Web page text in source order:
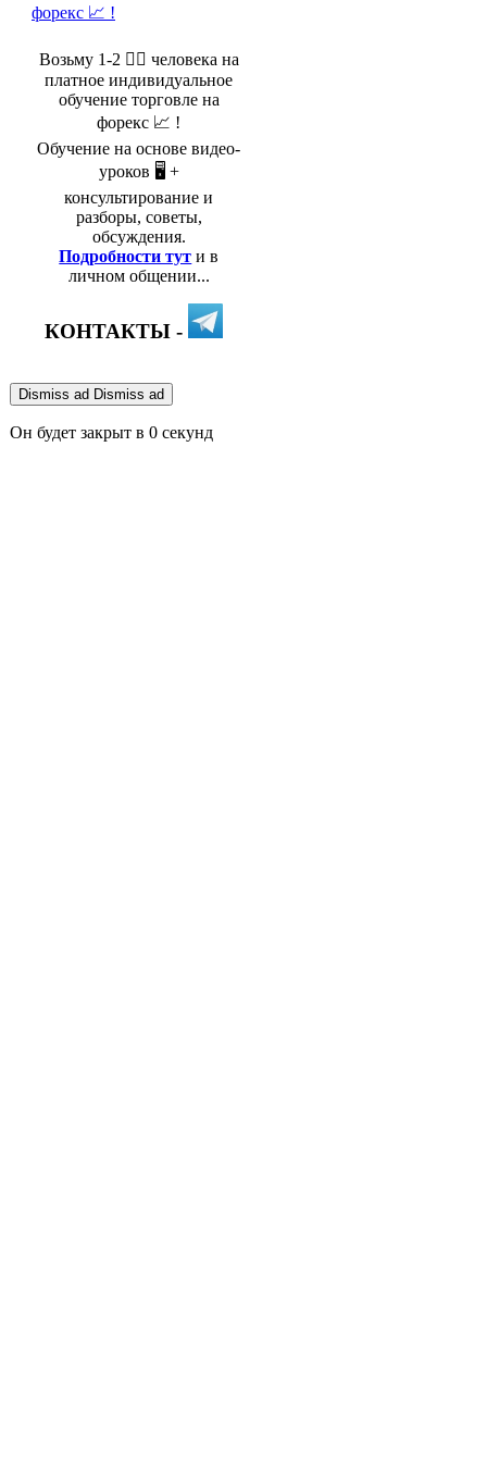
Возьму 1-2 🤵‍♂️ человека на
платное индивидуальное
обучение торговле на
форекс 📈 !
Обучение на основе видео-
уроков 🖥️ +
консультирование и
разборы, советы,
обсуждения.
Подробности тут и в
личном общении...
КОНТАКТЫ -
Dismiss ad Dismiss ad
Он будет закрыт в 0 секунд